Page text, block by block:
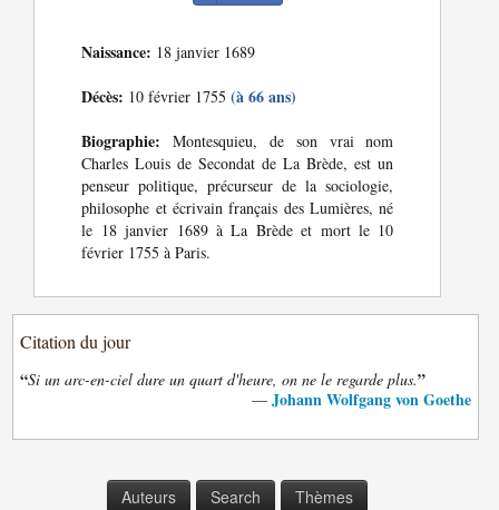
Naissance: 18 janvier 1689
Décès: 10 février 1755(à 66 ans)
Biographie: Montesquieu, de son vrai nom
Charles Louis de Secondat de La Brède, est un
penseur politique, précurseur de la sociologie,
philosophe et écrivain français des Lumières, né
le 18 janvier 1689 à La Brède et mort le 10
février 1755 à Paris.
Citation du jour
“Si un arc-en-ciel dure un quart d'heure, on ne le regarde plus.”
— Johann Wolfgang von Goethe
Auteurs Search Thèmes